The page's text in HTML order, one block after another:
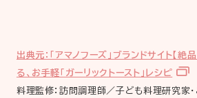
出典元：「アマノフーズ」ブランドサイト【絶
る、お手軽「ガーリックトースト」レシピ
料理監修：訪問調理師／子ども料理研究家